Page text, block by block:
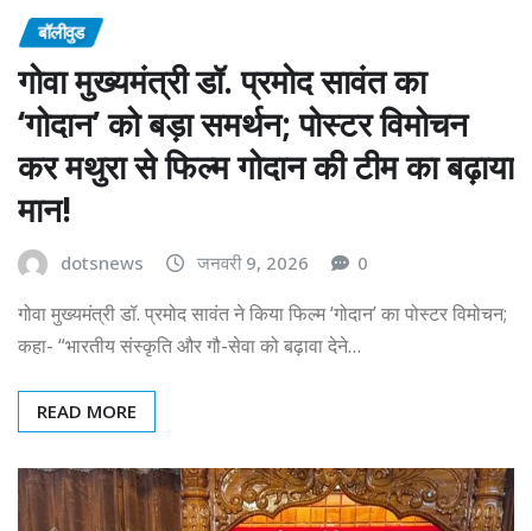
बॉलीवुड
गोवा मुख्यमंत्री डॉ. प्रमोद सावंत का
‘गोदान’ को बड़ा समर्थन; पोस्टर विमोचन
कर मथुरा से फिल्म गोदान की टीम का बढ़ाया
मान!
dotsnews जनवरी 9, 2026 0
गोवा मुख्यमंत्री डॉ. प्रमोद सावंत ने किया फिल्म ‘गोदान’ का पोस्टर विमोचन;
कहा- “भारतीय संस्कृति और गौ-सेवा को बढ़ावा देने…
READ MORE